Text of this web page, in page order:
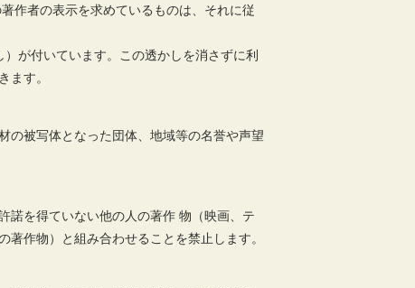
作者の表示を求めているものは、それに従
が付いています。この透かしを消さずに利
ます。
の被写体となった団体、地域等の名誉や声望
諾を得ていない他の人の著作 物（映画、テ
作物）と組み合わせることを禁止します。